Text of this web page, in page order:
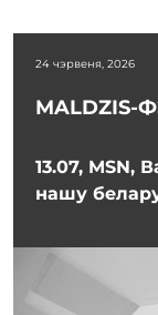
24 чэрвеня, 2026
MALDZIS-
13.07, MSN, Варшава.
нашу